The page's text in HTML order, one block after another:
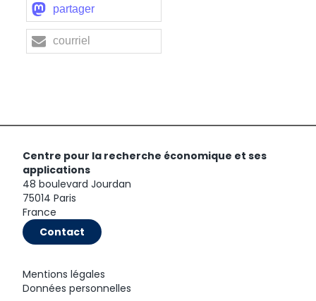
partager
courriel
Centre pour la recherche économique et ses
applications
48 boulevard Jourdan
75014 Paris
France
Contact
Mentions légales
Données personnelles